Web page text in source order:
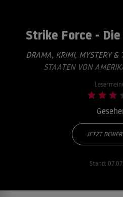
Strike Force -
DRAMA, KRIMI, MYSTERY &
STAATEN VON
JETZT
Stand: